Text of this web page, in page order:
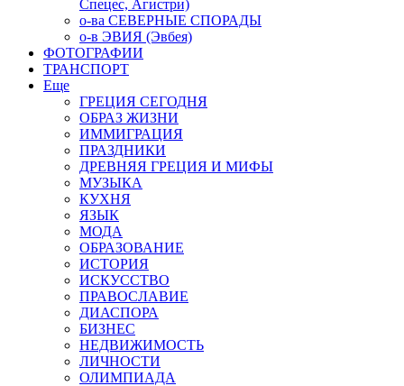
Спецес, Агистри)
о-ва СЕВЕРНЫЕ СПОРАДЫ
о-в ЭВИЯ (Эвбея)
ФОТОГРАФИИ
ТРАНСПОРТ
Еще
ГРЕЦИЯ СЕГОДНЯ
ОБРАЗ ЖИЗНИ
ИММИГРАЦИЯ
ПРАЗДНИКИ
ДРЕВНЯЯ ГРЕЦИЯ И МИФЫ
МУЗЫКА
КУХНЯ
ЯЗЫК
МОДА
ОБРАЗОВАНИЕ
ИСТОРИЯ
ИСКУССТВО
ПРАВОСЛАВИЕ
ДИАСПОРА
БИЗНЕС
НЕДВИЖИМОСТЬ
ЛИЧНОСТИ
ОЛИМПИАДА